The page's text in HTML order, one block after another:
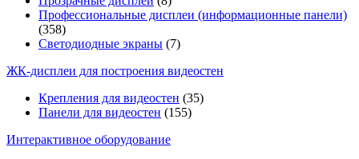
Профессиональные дисплеи (информационные панели)
(358)
Светодиодные экраны (7)
ЖК-дисплеи для построения видеостен
Крепления для видеостен (35)
Панели для видеостен (155)
Интерактивное оборудование